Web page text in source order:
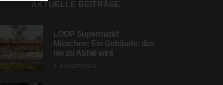
AKTUELLE BEITRÄGE
LOOP Supermarkt
München: Ein Gebäude, das
nie zu Abfall wird